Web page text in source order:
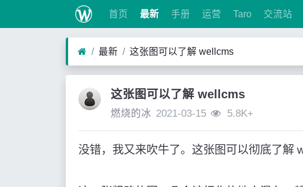
首页 最新 手册 运营 Taro 交流站
最新 这张图可以了解 wellcms
这张图可以了解 wellcms
燃烧的冰 2021-03-15 5.8K+
没错，我又来吹牛了。这张图可以彻底了解